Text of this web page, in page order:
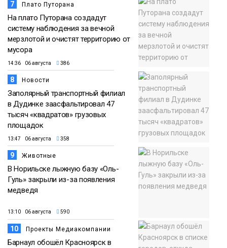
7 Плато Путорана
На плато Путорана создадут
систему наблюдения за вечной
мерзлотой и очистят территорию от
мусора
14:36 06 августа 386
8 Новости
Заполярный транспортный филиал
в Дудинке заасфальтировал 47
тысяч «квадратов» грузовых
площадок
13:47 06 августа 358
9 Животные
В Норильске лыжную базу «Оль-
Гуль» закрыли из-за появления
медведя
13:10 06 августа 590
10 Проекты Медиакомпании
Барнаул обошёл Красноярск в